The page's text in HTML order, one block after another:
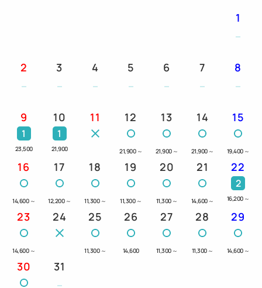
【お迎え/六日町駅発】15:00、16:00
【お送り/ホテル発】9:00、9:50
ご利用の際は、備考欄にご記入いただくか、お気軽
1
2 3 4 5 6 7 8
9
1
23,500
10
1
21,900
11 12
21,900 ～
13
21,900 ～
14
21,900 ～
15
19,400 ～
16
14,600 ～
17
12,200 ～
18
11,300 ～
19
11,300 ～
20
11,300 ～
21
14,600 ～
22
2
16,200 ～
23
14,600 ～
24 25
11,300 ～
26
14,600
27
11,300 ～
28
11,300 ～
29
14,600 ～
30 31